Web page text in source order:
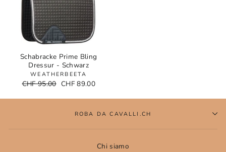
Schabracke Prime Bling
Dressur - Schwarz
WEATHERBEETA
Normaler
CHF 95.00 Sonderpreis
CHF 89.00
ROBA DA CAVALLI.CH
Chi siamo